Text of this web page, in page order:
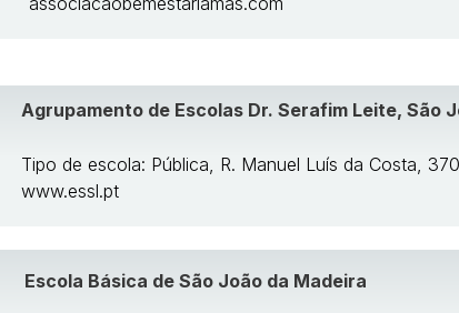
Agrupamento de Escolas Dr. Serafim Leite, São
Tipo de escola: Pública, R. Manuel Luís da Costa,
www.essl.pt
Escola Básica de São João da Madeira